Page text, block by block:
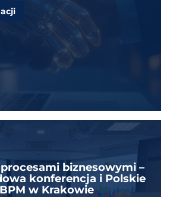
biznesowymi –
konferencja i Polskie
w Krakowie